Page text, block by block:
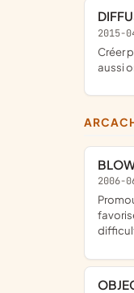
2015-
créer pour des particuliers, des communes, des associations, des professionnels et des entrepreneurs, des prestations vidéos, graphiques, photographiques et musicales mais
aussi
2006-
Promouvoir par l'image tous les types d'activités aériennes, parachutisme, aviation, ULM, parapente, paramoteur, vol libre... Création de supports vidéo afin de valoriser et